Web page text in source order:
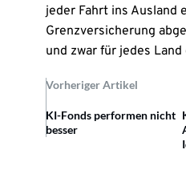
jeder Fahrt ins Ausland
Grenzversicherung
und zwar für jedes Land
Vorheriger Artikel
KI-Fonds performen nicht
besser